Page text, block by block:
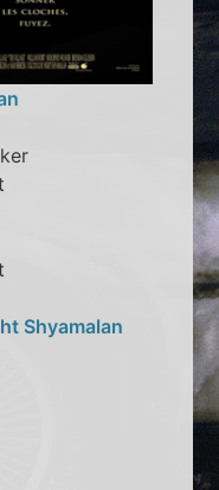
Shyamalan